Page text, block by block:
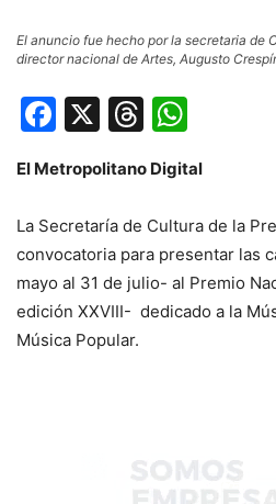
El anuncio fue hecho por la secretaria de
director nacional de Artes, Augusto
Facebook
X Threads
El Metropolitano Digital
La Secretaría de Cultura de la
convocatoria para presentar las
mayo al 31 de julio- al Premio
edición XXVIII- dedicado a la
Música Popular.